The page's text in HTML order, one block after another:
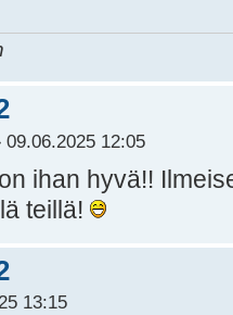
09.06.2025 12:05
ihan hyvä!!
teillä!
13:15